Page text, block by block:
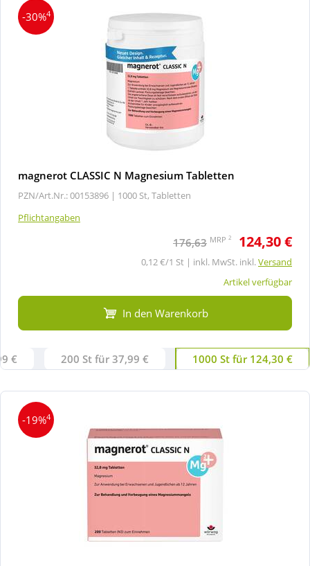
-30%4
magnerot CLASSIC N Magnesium Tabletten
PZN/Art.Nr.: 00153896 | 1000 St, Tabletten
Pflichtangaben
176,63 MRP 2 124,30 €
0,12 €/1 St | inkl. MwSt. inkl.Versand
Artikel verfügbar
In den Warenkorb
€ 200 St für 37,99 € 1000 St für 124,30 €
-19%4